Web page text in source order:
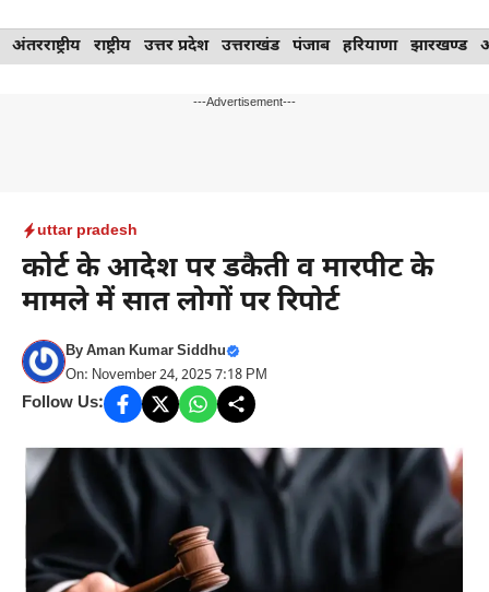
Skip
to
अंतरराष्ट्रीय राष्ट्रीय उत्तर प्रदेश उत्तराखंड पंजाब हरियाणा झारखण्ड
---Advertisement---
uttar pradesh
कोर्ट के आदेश पर डकैती व मारपीट के
मामले में सात लोगों पर रिपोर्ट
ByAman Kumar Siddhu
On: November 24, 2025 7:18 PM
Follow Us: